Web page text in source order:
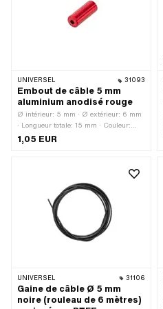
UNIVERSEL 31093
Embout de câble 5 mm
aluminium anodisé rouge
Ø intérieur: 5 mm · Ø extérieur: 6 mm
· Longueur totale: 15 mm · Couleur:
rouge · Ø passage de câble: 1.9 mm ·
1,05 EUR
UNIVERSEL 31106
Gaine de câble Ø 5 mm
noire (rouleau de 6 mètres)